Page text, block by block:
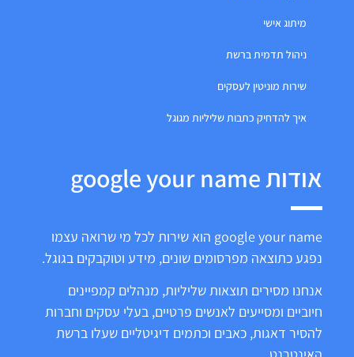
מיתוג אישי
ניהול תדמית ברשת
שירות מוניטין לעסקים
איך להדחיק כתבות שליליות מגוגל
אודות google your name
google your name הוא שירות לכל מי שרואה עצמו
נפגע כתוצאה מפרסומים שונים, מידע וטוקבקים בגוגל.
אנחנו מסירים תוצאות שליליות, מנהלים קמפיינים
חיוביים ומסייעים לאנשים פרטיים, בעלי עסקים וחברות
להסיר דאגות, כאבים וכתמים דיגיטליים שעלו ברשת